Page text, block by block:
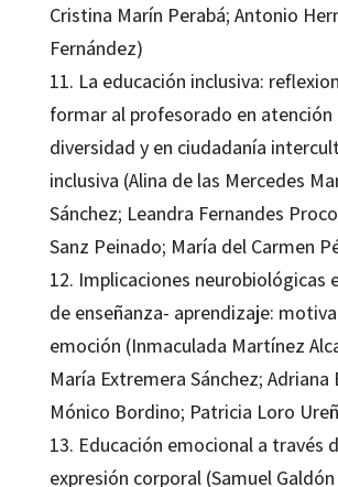
Cristina Marín Perabá; Antonio
Fernández)
11. La educación inclusiva:
formar al profesorado en atención
diversidad y en ciudadanía
inclusiva (Alina de las Mercedes
Sánchez; Leandra Fernandes
Sanz Peinado; María del Carmen
12. Implicaciones neurobiológicas
de enseñanza- aprendizaje:
emoción (Inmaculada Martínez
María Extremera Sánchez; Adriana
Mónico Bordino; Patricia Loro
13. Educación emocional a través
expresión corporal (Samuel